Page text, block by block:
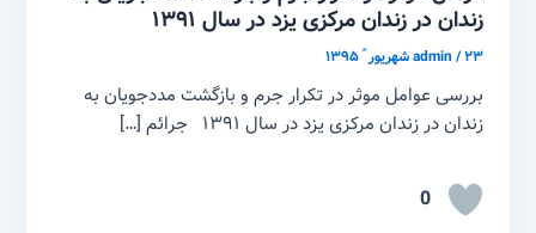
زندان در زندان مرکزی یزد در سال ۱۳۹۱
admin/۲۳ شهریور ّ ۱۳۹۵
بررسی عوامل موثر در تکرار جرم و بازگشت مددجویان به
زندان در زندان مرکزی یزد در سال ۱۳۹۱ جرائم […]
0